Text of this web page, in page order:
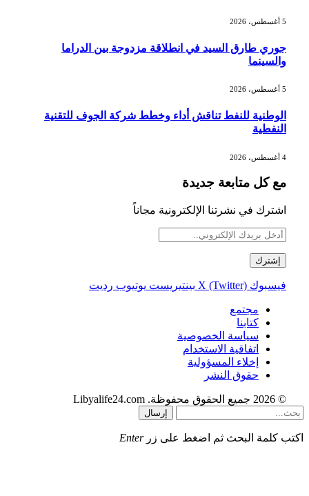
جوري طارق السيد في انطلاقة مزدوجة بين الدراما
والسينما
الوطنية للنفط تناقش أداء وخطط شركة الجوف للتقنية
النفطية
مع كل متابعة جديدة
اشترك في نشرتنا الإلكترونية مجاناً
فيسبوك X (Twitter) بينتيريست يوتيوب رديت
مجتمع
كتابنا
سياسة الخصوصية
اتفاقية الاستخدام
إخلاء المسؤولية
حقوق النشر
© 2026 جميع الحقوق محفوظة. Libyalife24.com
إرسال
اكتب كلمة البحث ثم اضغط على زر Enter